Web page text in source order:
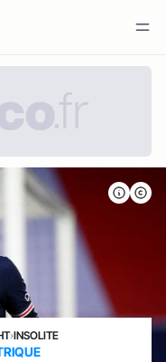
›INSOLITE